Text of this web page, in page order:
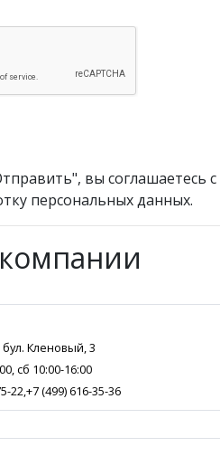
вы соглашаетесь с
персональных данных.
Кленовый, 3
сб 10:00-16:00
22,+7 (499) 616-35-36